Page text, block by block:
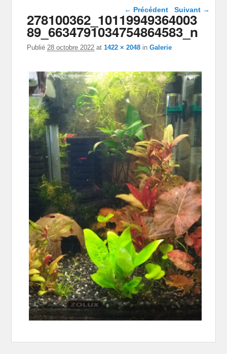
Navigation dans les
images
← Précédent Suivant →
278100362_10119949364003
89_6634791034754864583_n
Publié 28 octobre 2022 at1422 × 2048 inGalerie